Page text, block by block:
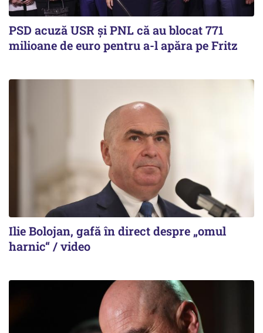
PSD acuză USR și PNL că au blocat 771
milioane de euro pentru a-l apăra pe Fritz
Ilie Bolojan, gafă în direct despre „omul
harnic“ / video